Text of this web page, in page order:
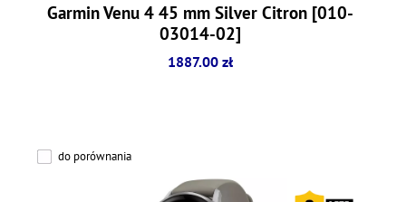
Garmin Venu 4 45 mm Silver Citron [010-
03014-02]
1887.00 zł
do porównania